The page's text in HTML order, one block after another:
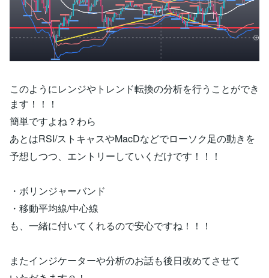
このようにレンジやトレンド転換の分析を行うことができ
ます！！！
簡単ですよね？わら
あとはRSI/ストキャスやMacDなどでローソク足の動きを
予想しつつ、エントリーしていくだけです！！！
・ボリンジャーバンド
・移動平均線/中心線
も、一緒に付いてくれるので安心ですね！！！
またインジケーターや分析のお話も後日改めてさせて